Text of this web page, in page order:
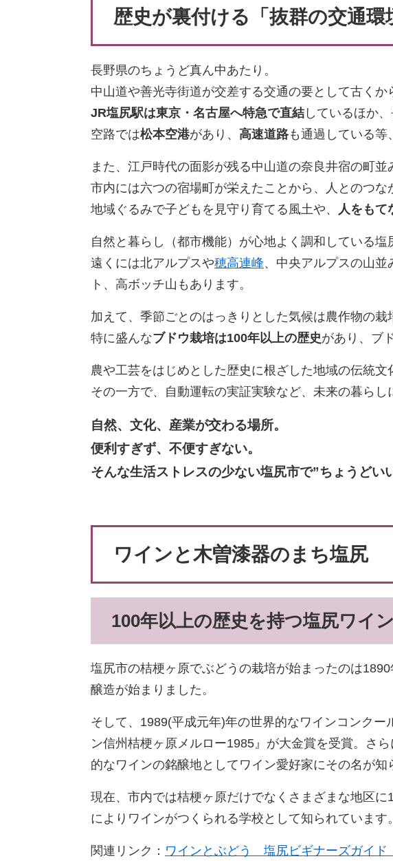
歴史が裏付ける「抜群の交通環
長野県のちょうど真ん中あたり。
中山道や善光寺街道が交差する交通の要として古く
JR塩尻駅は東京・名古屋へ特急で直結 しているほか
空路では松本空港があり、 高速道路も通過している等
また、江戸時代の面影が残る中山道の奈良井宿の町
市内には六つの宿場町が栄えたことから、人とのつな
地域ぐるみで子どもを見守り育てる風土や、 人をもて
自然と暮らし（都市機能）が心地よく調和している塩
遠くには北アルプスや穂高連峰、中央アルプスの山並
ト、高ボッチ山もあります。
加えて、季節ごとのはっきりとした気候は農作物の栽
特に盛んなブドウ栽培は100年以上の歴史があり、ブ
農や工芸をはじめとした歴史に根ざした地域の伝統文
その一方で、自動運転の実証実験など、未来の暮らし
自然、文化、産業が交わる場所。
便利すぎず、不便すぎない。
そんな生活ストレスの少ない塩尻市で”ちょうど
ワインと木曽漆器のまち塩尻
100年以上の歴史を持つ塩尻ワイン
塩尻市の桔梗ヶ原でぶどうの栽培が始まったのは
醸造が始まりました。
そして、1989(平成元年)年の世界的なワインコンク
ン信州桔梗ヶ原メルロー1985』が大金賞を受賞。さ
的なワインの銘醸地としてワイン愛好家にその名が知
現在、市内では桔梗ヶ原だけでなくさまざまな地区
によりワインがつくられる学校として知られています。
関連リンク： ワインとぶどう 塩尻ビギナーズガイド